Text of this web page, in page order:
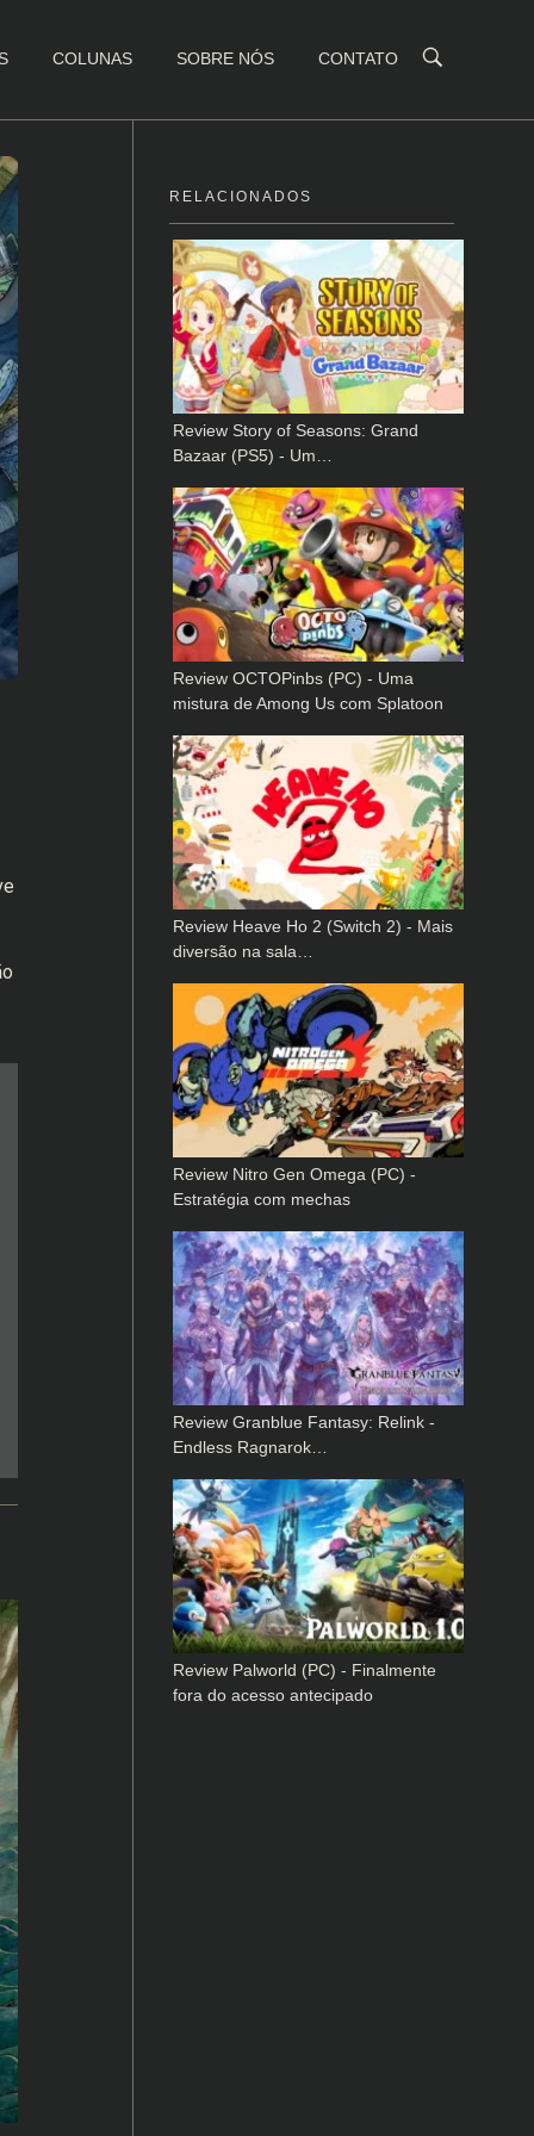
COLUNAS SOBRE NÓS CONTATO
RELACIONADOS
Review Story of Seasons: Grand
Bazaar (PS5) - Um…
Review OCTOPinbs (PC) - Uma
mistura de Among Us com Splatoon
Review Heave Ho 2 (Switch 2) - Mais
diversão na sala…
Review Nitro Gen Omega (PC) -
Estratégia com mechas
Review Granblue Fantasy: Relink -
Endless Ragnarok…
Review Palworld (PC) - Finalmente
fora do acesso antecipado